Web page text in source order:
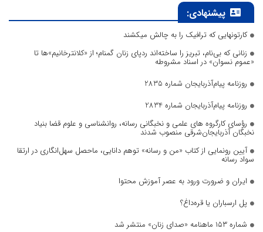
پیشنهادی:
کارتونهایی که ترافیک را به چالش میکشند
زنانی که بی‌نام، تبریز را ساخته‌اند ردپای زنان گمنام؛ از «کلانترخانیم»ها تا
«عموم نسوان» در اسناد مشروطه
روزنامه پیام‌آذربایجان شماره 2835
روزنامه پیام‌آذربایجان شماره 2834
رؤسای کارگروه های علمی و نخبگانی رسانه، روانشناسی و علوم قضا بنیاد
نخبگان آذربایجان‌شرقی منصوب شدند
آیین رونمایی از کتاب «من و رسانه» توهم دانایی، ماحصل سهل‌انگاری در ارتقا
سواد رسانه
ایران و ضرورت ورود به عصر آموزش محتوا
پل ارسباران یا قره‌داغ؟
شماره ۱۵۳ ماهنامه «صدای زنان» منتشر شد